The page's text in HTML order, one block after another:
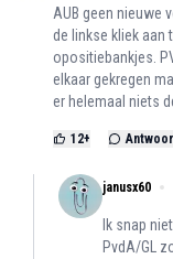
AUB geen nieuwe
de linkse kliek aan
opositiebankjes.
elkaar gekregen
er helemaal niets
12+
janusx60
Ik snap
PvdA/GL